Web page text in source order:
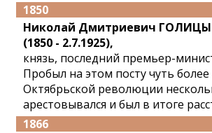
1850
Николай Дмитриевич
(1850 - 2.7.1925),
князь, последний премьер-
Пробыл на этом посту чуть
Октябрьской революции
арестовывался и был в итоге
1866